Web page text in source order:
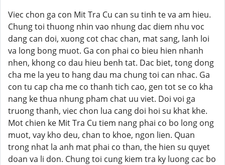
Viec chon ga con Mit Tra Cu can su tinh te va am hieu.
Chung toi thuong nhin vao nhung dac diem nhu voc
dang can doi, xuong cot chac chan, mat sang, lanh loi
va long bong muot. Ga con phai co bieu hien nhanh
nhen, khong co dau hieu benh tat. Dac biet, tong dong
cha me la yeu to hang dau ma chung toi can nhac. Ga
con tu cap cha me co thanh tich cao, gen tot se co kha
nang ke thua nhung pham chat uu viet. Doi voi ga
truong thanh, viec chon lua cang doi hoi su khat khe.
Mot chien ke Mit Tra Cu tiem nang phai co bo long ong
muot, vay kho deu, chan to khoe, ngon lien. Quan
trong nhat la anh mat phai co than, the hien su quyet
doan va li don. Chung toi cung kiem tra ky luong cac bo